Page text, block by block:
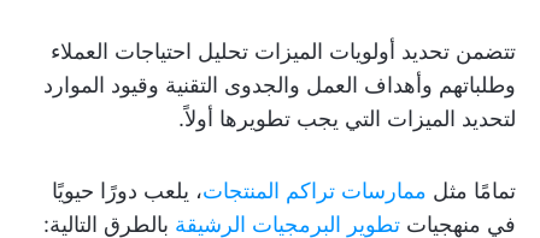
تتضمن تحديد أولويات الميزات تحليل احتياجات العملاء
وطلباتهم وأهداف العمل والجدوى التقنية وقيود الموارد
لتحديد الميزات التي يجب تطويرها أولاً.
تمامًا مثل ممارسات تراكم المنتجات، يلعب دورًا حيويًا
في منهجيات تطوير البرمجيات الرشيقة بالطرق التالية: